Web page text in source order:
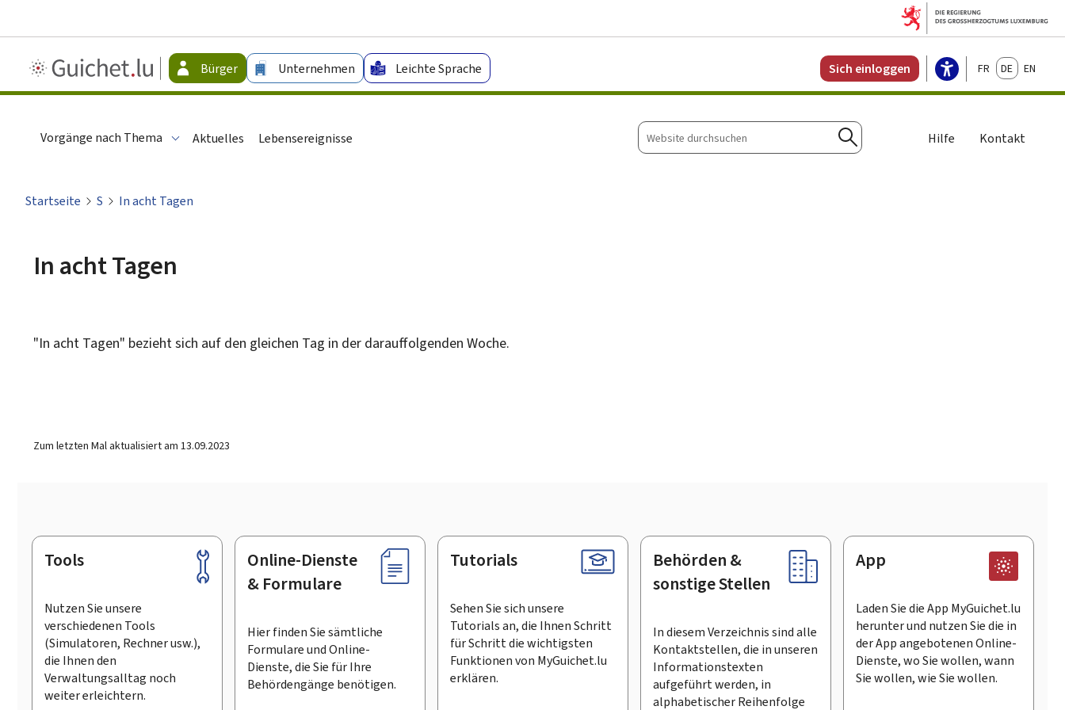
Guichet.lu
-
Bürger Unternehmen Leichte Sprache Sich einloggen FrançaisDeutschEnglish
Vorgänge nach Thema Aktuelles Lebensereignisse
Website
durchsuchen
Suchen
Hilfe Kontakt
Startseite S In acht Tagen
In acht Tagen
"In acht Tagen" bezieht sich auf den gleichen Tag in der darauffolgenden Woche.
Zum letzten Mal aktualisiert am 13.09.2023
Footer
Tools
Nutzen Sie unsere
verschiedenen Tools
(Simulatoren, Rechner usw.),
die Ihnen den
Verwaltungsalltag noch
weiter erleichtern.
Online-Dienste
& Formulare
Hier finden Sie sämtliche
Formulare und Online-
Dienste, die Sie für Ihre
Behördengänge benötigen.
Tutorials
Sehen Sie sich unsere
Tutorials an, die Ihnen Schritt
für Schritt die wichtigsten
Funktionen von MyGuichet.lu
erklären.
Behörden &
sonstige Stellen
In diesem Verzeichnis sind alle
Kontaktstellen, die in unseren
Informationstexten
aufgeführt werden, in
alphabetischer Reihenfolge
App
Laden Sie die App MyGuichet.lu
herunter und nutzen Sie die in
der App angebotenen Online-
Dienste, wo Sie wollen, wann
Sie wollen, wie Sie wollen.